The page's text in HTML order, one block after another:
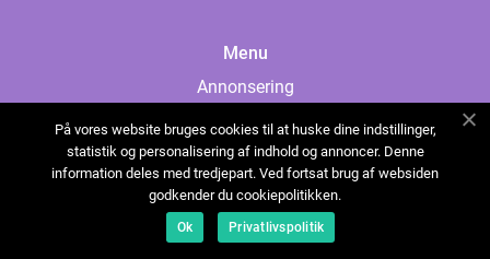
Menu
Annonsering
Cookies
Kontakta oss
Sitemap
På vores website bruges cookies til at huske dine indstillinger,
statistik og personalisering af indhold og annoncer. Denne
information deles med tredjepart. Ved fortsat brug af websiden
godkender du cookiepolitikken.
Ok Privatlivspolitik